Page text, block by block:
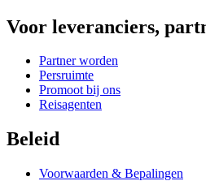
Voor leveranciers,
Partner worden
Persruimte
Promoot bij ons
Reisagenten
Beleid
Voorwaarden & Bepalingen